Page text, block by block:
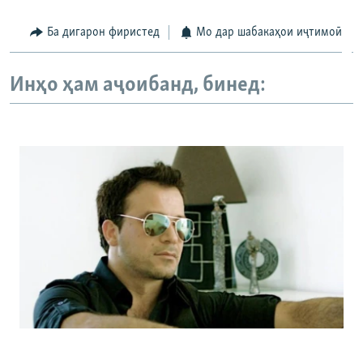
Ба дигарон фиристед Мо дар шабакаҳои иҷтимоӣ
Инҳо ҳам аҷоибанд, бинед: